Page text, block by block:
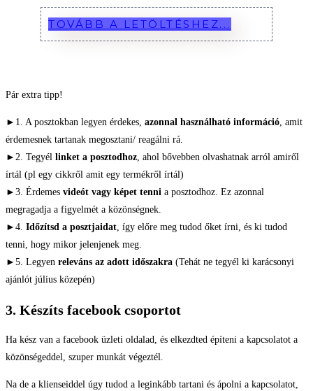
TOVÁBB A LETÖLTÉSHEZ...
Pár extra tipp!
►1. A posztokban legyen érdekes, azonnal használható információ , amit
érdemesnek tartanak megosztani/ reagálni rá.
►2. Tegyél linket a posztodhoz , ahol bővebben olvashatnak arról amiről
írtál (pl egy cikkről amit egy termékről írtál)
►3. Érdemes videót vagy képet tenni a posztodhoz. Ez azonnal
megragadja a figyelmét a közönségnek.
►4. Időzítsd a posztjaidat , így előre meg tudod őket írni, és ki tudod
tenni, hogy mikor jelenjenek meg.
►5. Legyen releváns az adott időszakra (Tehát ne tegyél ki karácsonyi
ajánlót július közepén)
3. Készíts facebook csoportot
Ha kész van a facebook üzleti oldalad, és elkezdted építeni a kapcsolatot a
közönségeddel, szuper munkát végeztél.
Na de a klienseiddel úgy tudod a leginkább tartani és ápolni a kapcsolatot,